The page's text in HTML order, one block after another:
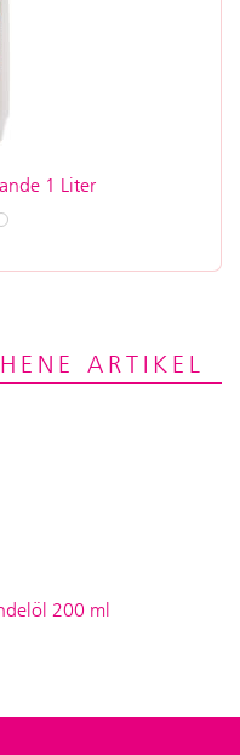
1 Liter
ARTIKEL
200 ml